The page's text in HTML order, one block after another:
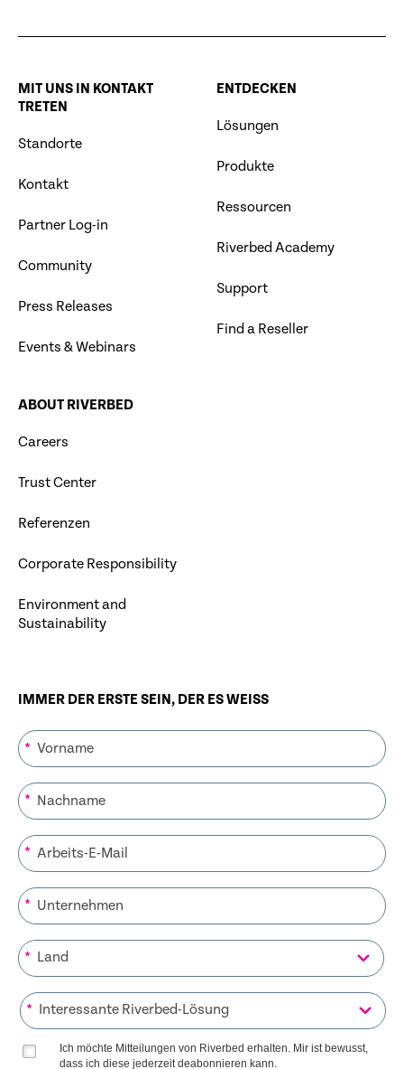
MIT UNS IN KONTAKT
TRETEN
Standorte
Kontakt
Partner Log-in
Community
Press Releases
Events & Webinars
ENTDECKEN
Lösungen
Produkte
Ressourcen
Riverbed Academy
Support
Find a Reseller
ABOUT RIVERBED
Careers
Trust Center
Referenzen
Corporate Responsibility
Environment and
Sustainability
IMMER DER ERSTE SEIN, DER ES WEISS
*
*
*
*
*
*
Ich möchte Mitteilungen von Riverbed erhalten. Mir ist bewusst,
dass ich diese jederzeit deabonnieren kann.